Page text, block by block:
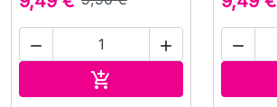
 

